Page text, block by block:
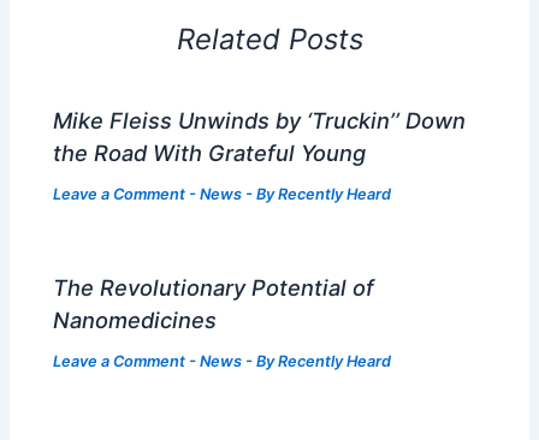
Related Posts
Mike Fleiss Unwinds by ‘Truckin’’ Down
the Road With Grateful Young
Leave a Comment -News - ByRecently Heard
The Revolutionary Potential of
Nanomedicines
Leave a Comment -News - ByRecently Heard